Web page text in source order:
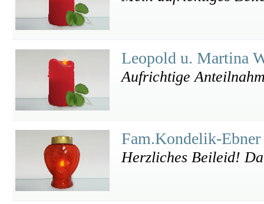
Leopold u. Martina
Aufrichtige
Fam.Kondelik-Ebner
Herzliches Beileid!